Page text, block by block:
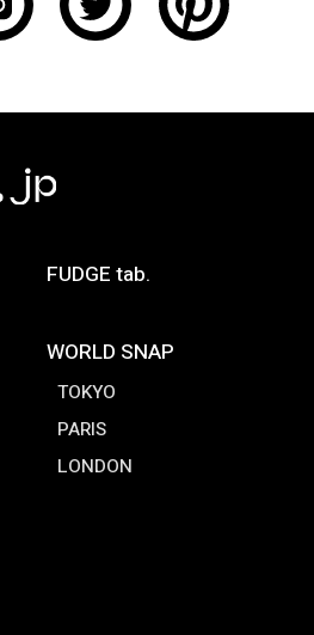
FUDGE tab.
WORLD SNAP
TOKYO
PARIS
LONDON